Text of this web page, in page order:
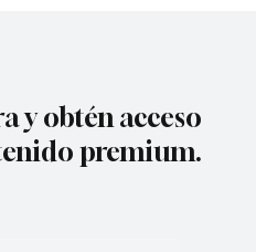
y obtén acceso
premium.